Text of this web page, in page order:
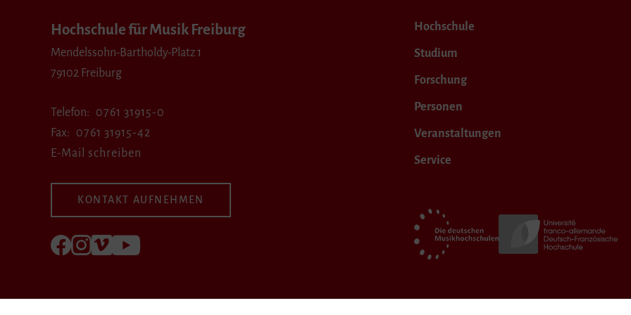
Hochschule für Musik Freiburg
Mendelssohn-Bartholdy-Platz 1
79102 Freiburg
Telefon
0761 31915-0
Fax
0761 31915-42
E-Mail schreiben
KONTAKT AUFNEHMEN
Folgen Sie uns auf Facebook
Folgen Sie uns auf Instagram
Besuchen Sie uns bei Vimeo
Hochschule
Studium
Forschung
Personen
Veranstaltungen
Service